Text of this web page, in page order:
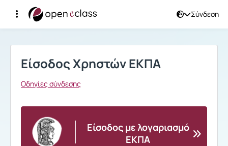
Σύνδεση
Σύνδεση
Είσοδος Χρηστών ΕΚΠΑ
Οδηγίες σύνδεσης
Είσοδος με λογαριασμό
ΕΚΠΑ